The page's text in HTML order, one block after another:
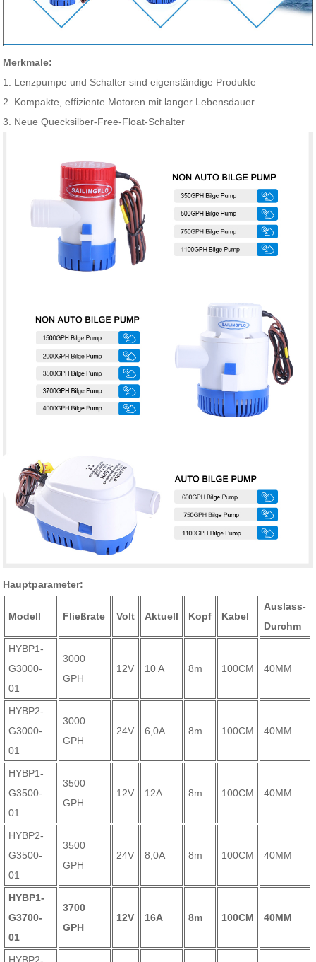
Merkmale:
1. Lenzpumpe und Schalter sind eigenständige Produkte
2. Kompakte, effiziente Motoren mit langer Lebensdauer
3. Neue Quecksilber-Free-Float-Schalter
Hauptparameter:
Modell Fließrate Volt Aktuell Kopf Kabel
Auslass-
Durchm
HYBP1-
G3000-
01
3000
GPH
12V 10 A 8m 100CM 40MM
HYBP2-
G3000-
01
3000
GPH
24V 6,0A 8m 100CM 40MM
HYBP1-
G3500-
01
3500
GPH
12V 12A 8m 100CM 40MM
HYBP2-
G3500-
01
3500
GPH
24V 8,0A 8m 100CM 40MM
HYBP1-
G3700-
01
3700
GPH
12V 16A 8m 100CM 40MM